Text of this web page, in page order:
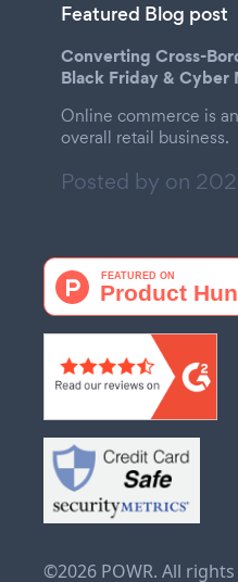
Featured Blog post
Converting Cross-
Black Friday & Cyber
Online commerce is
overall retail business.
Posted by on
©2026 POWR. All rights